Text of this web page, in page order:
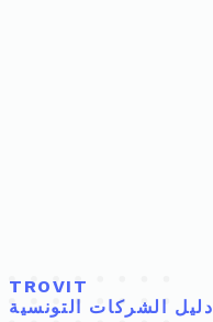
TROVIT
دليل الشركات التونسية